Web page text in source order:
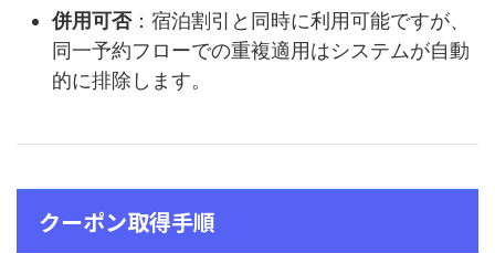
併用可否：宿泊割引と同時に利用可能ですが、
同一予約フローでの重複適用はシステムが自動
的に排除します。
クーポン取得手順